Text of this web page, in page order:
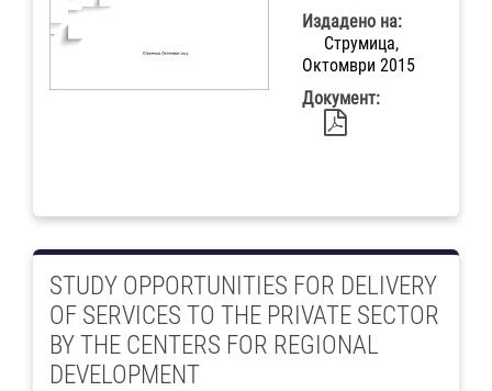
Издадено на:
Струмица,
Октомври 2015
Документ:
STUDY OPPORTUNITIES FOR DELIVERY
OF SERVICES TO THE PRIVATE SECTOR
BY THE CENTERS FOR REGIONAL
DEVELOPMENT